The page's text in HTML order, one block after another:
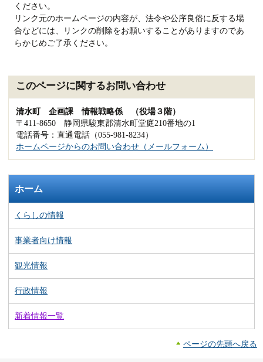
ください。
リンク元のホームページの内容が、法令や公序良俗に反する場
合などには、リンクの削除をお願いすることがありますのであ
らかじめご了承ください。
このページに関するお問い合わせ
清水町 企画課 情報戦略係 （役場３階）
〒411-8650 静岡県駿東郡清水町堂庭210番地の1
電話番号：直通電話（055-981-8234）
ホームページからのお問い合わせ（メールフォーム）
ホーム
くらしの情報
事業者向け情報
観光情報
行政情報
新着情報一覧
ページの先頭へ戻る